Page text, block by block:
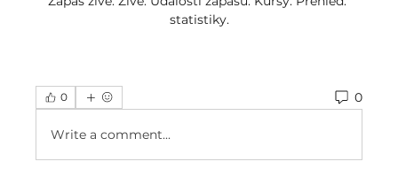
statistiky.
0 0
Write a comment...